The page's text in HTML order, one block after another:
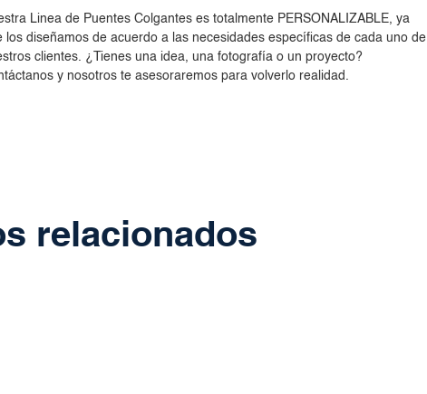
Linea de Puentes Colgantes es totalmente PERSONALIZABLE, ya
los diseñamos de acuerdo a las necesidades específicas de cada uno de
clientes. ¿Tienes una idea, una fotografía o un proyecto?
y nosotros te asesoraremos para volverlo realidad.
relacionados